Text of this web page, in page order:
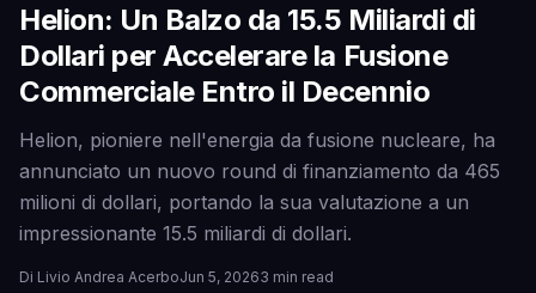
Helion: Un Balzo da 15.5 Miliardi di
Dollari per Accelerare la Fusione
Commerciale Entro il Decennio
Helion, pioniere nell'energia da fusione nucleare, ha
annunciato un nuovo round di finanziamento da 465
milioni di dollari, portando la sua valutazione a un
impressionante 15.5 miliardi di dollari.
Di Livio Andrea AcerboJun 5, 20263 min read